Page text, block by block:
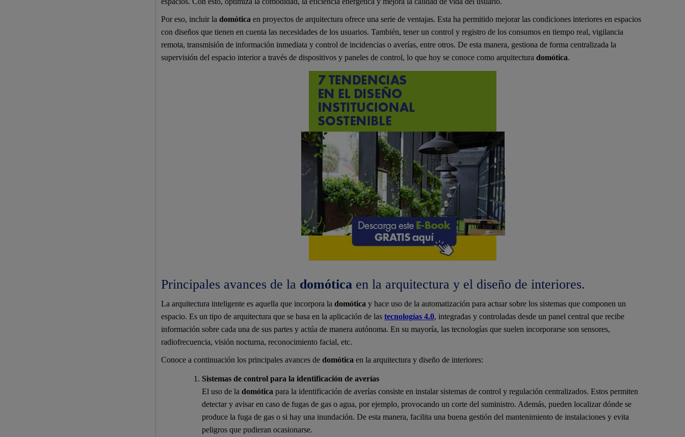
Por eso, incluir la domótica en proyectos de arquitectura ofrece una serie de ventajas. Esta ha permitido mejorar las condiciones interiores en espacios
con diseños que tienen en cuenta las necesidades de los usuarios. También, tener un control y registro de los consumos en tiempo real, vigilancia
remota, transmisión de información inmediata y control de incidencias o averías, entre otros. De esta manera, gestiona de forma centralizada la
supervisión del espacio interior a través de dispositivos y paneles de control, lo que hoy se conoce como arquitectura domótica.
Principales avances de la domóticaen la arquitectura y el diseño de interiores.
La arquitectura inteligente es aquella que incorpora la domótica y hace uso de la automatización para actuar sobre los sistemas que componen un
espacio. Es un tipo de arquitectura que se basa en la aplicación de las tecnologías 4.0, integradas y controladas desde un panel central que recibe
información sobre cada una de sus partes y actúa de manera autónoma. En su mayoría, las tecnologías que suelen incorporarse son sensores,
radiofrecuencia, visión nocturna, reconocimiento facial, etc.
Conoce a continuación los principales avances de domótica en la arquitectura y diseño de interiores:
Sistemas de control para la identificación de averías
El uso de la domótica para la identificación de averías consiste en instalar sistemas de control y regulación centralizados. Estos permiten
detectar y avisar en caso de fugas de gas o agua, por ejemplo, provocando un corte del suministro. Además, pueden localizar dónde se
produce la fuga de gas o si hay una inundación. De esta manera, facilita una buena gestión del mantenimiento de instalaciones y evita
peligros que pudieran ocasionarse.